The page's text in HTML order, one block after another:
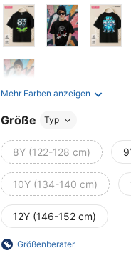
Mehr Farben anzeigen
Größe Typ
8Y (122-128 cm)
10Y (134-140 cm)
12Y (146-152 cm)
Größenberater